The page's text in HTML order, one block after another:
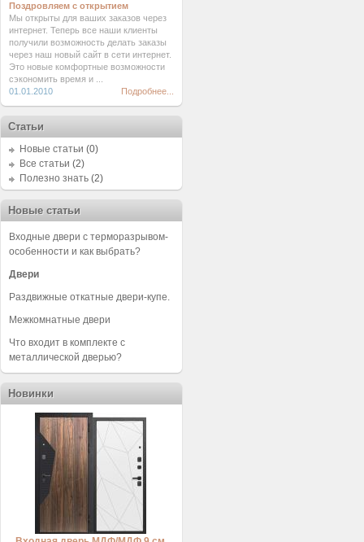
Поздровляем с открытием
Мы открыты для ваших заказов через
интернет. Теперь все наши клиенты
получили возможность делать заказы
через наш новый сайт в сети интернет.
Это новые комфортные возможности
сэкономить время и ...
01.01.2010
Подробнее...
Статьи
Новые статьи (0)
Все статьи (2)
Полезно знать (2)
Новые статьи
Входные двери с терморазрывом-
особенности и как выбрать?
Двери
Раздвижные откатные двери-купе.
Межкомнатные двери
Что входит в комплекте с
металлической дверью?
Новинки